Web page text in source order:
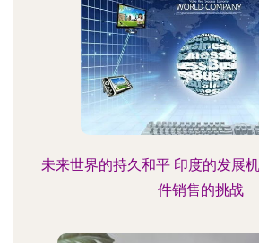
未来世界的持久和平 印度的发展
件销售的挑战